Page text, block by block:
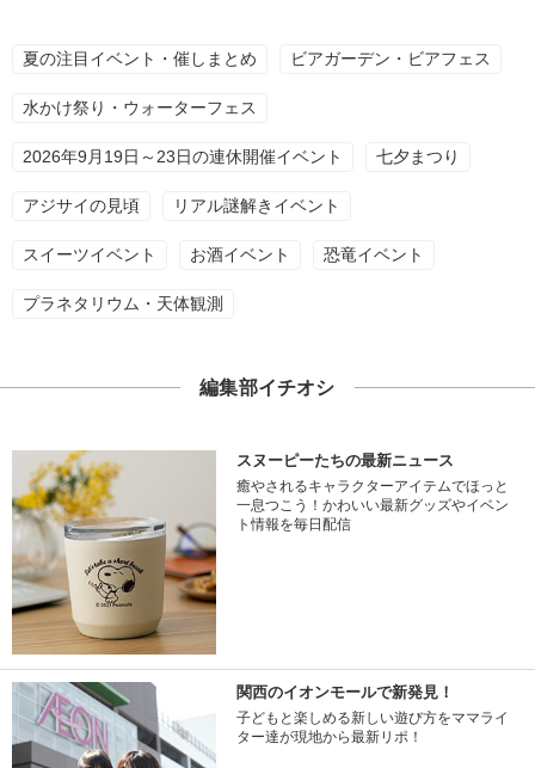
夏の注目イベント・催しまとめ ビアガーデン・ビアフェス
水かけ祭り・ウォーターフェス
2026年9月19日～23日の連休開催イベント 七夕まつり
アジサイの見頃 リアル謎解きイベント
スイーツイベント お酒イベント 恐竜イベント
プラネタリウム・天体観測
編集部イチオシ
スヌーピーたちの最新ニュース
癒やされるキャラクターアイテムでほっと
一息つこう！かわいい最新グッズやイベン
ト情報を毎日配信
関西のイオンモールで新発見！
子どもと楽しめる新しい遊び方をママライ
ター達が現地から最新リポ！